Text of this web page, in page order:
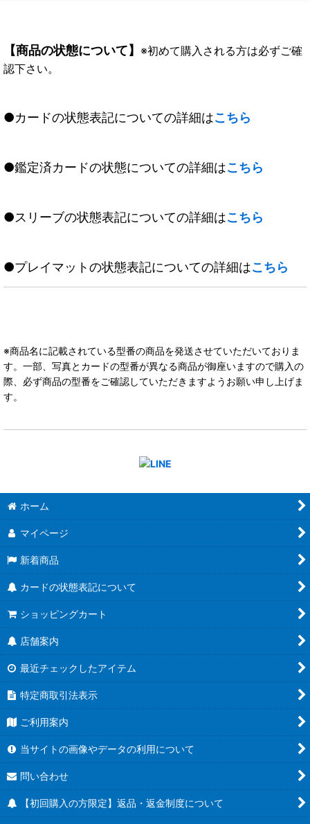
【商品の状態について】 ※初めて購入される方は必ずご確
認下さい。
●カードの状態表記についての詳細はこちら
●鑑定済カードの状態についての詳細はこちら
●スリーブの状態表記についての詳細はこちら
●プレイマットの状態表記についての詳細はこちら
※商品名に記載されている型番の商品を発送させていただいておりま
す。一部、写真とカードの型番が異なる商品が御座いますので購入の
際、必ず商品の型番をご確認していただきますようお願い申し上げま
す。
ホーム
マイページ
新着商品
カードの状態表記について
ショッピングカート
店舗案内
最近チェックしたアイテム
特定商取引法表示
ご利用案内
当サイトの画像やデータの利用について
問い合わせ
【初回購入の方限定】返品・返金制度について